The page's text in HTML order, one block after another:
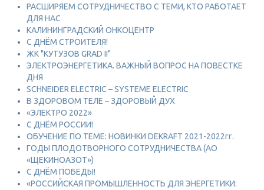
РАСШИРЯЕМ СОТРУДНИЧЕСТВО С ТЕМИ, КТО РАБОТАЕТ
ДЛЯ НАС
КАЛИНИНГРАДСКИЙ ОНКОЦЕНТР
С ДНЁМ СТРОИТЕЛЯ!
ЖК "КУТУЗОВ GRAD II"
ЭЛЕКТРОЭНЕРГЕТИКА. ВАЖНЫЙ ВОПРОС НА ПОВЕСТКЕ
ДНЯ
SCHNEIDER ELECTRIC – SYSTEME ELECTRIC
В ЗДОРОВОМ ТЕЛЕ – ЗДОРОВЫЙ ДУХ
«ЭЛЕКТРО 2022»
С ДНЁМ РОССИИ!
ОБУЧЕНИЕ ПО ТЕМЕ: НОВИНКИ DEKRAFT 2021-2022гг.
ГОДЫ ПЛОДОТВОРНОГО СОТРУДНИЧЕСТВА (АО
«ЩЕКИНОАЗОТ»)
С ДНЁМ ПОБЕДЫ!
«РОССИЙСКАЯ ПРОМЫШЛЕННОСТЬ ДЛЯ ЭНЕРГЕТИКИ: